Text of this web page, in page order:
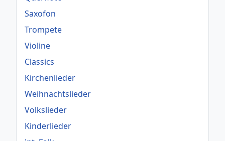
Saxofon
Trompete
Violine
Classics
Kirchenlieder
Weihnachtslieder
Volkslieder
Kinderlieder